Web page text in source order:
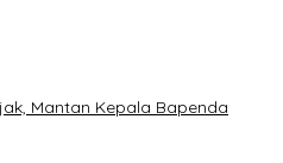
Mantan Kepala Bapenda